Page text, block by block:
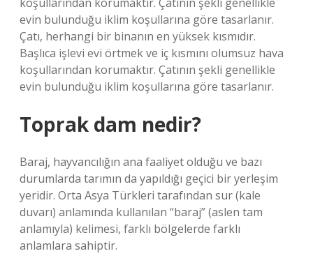
evin bulunduğu iklim koşullarına göre tasarlanır.
Çatı, herhangi bir binanın en yüksek kısmıdır.
Başlıca işlevi evi örtmek ve iç kısmını olumsuz hava
koşullarından korumaktır. Çatının şekli genellikle
evin bulunduğu iklim koşullarına göre tasarlanır.
Toprak dam nedir?
Baraj, hayvancılığın ana faaliyet olduğu ve bazı
durumlarda tarımın da yapıldığı geçici bir yerleşim
yeridir. Orta Asya Türkleri tarafından sur (kale
duvarı) anlamında kullanılan “baraj” (aslen tam
anlamıyla) kelimesi, farklı bölgelerde farklı
anlamlara sahiptir.